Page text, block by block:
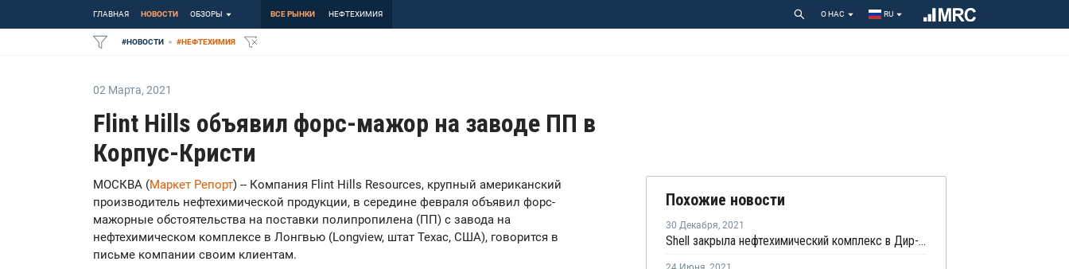
ГЛАВНАЯ НОВОСТИ ОБЗОРЫ ВСЕ РЫНКИ НЕФТЕХИМИЯ О НАС RU
#НОВОСТИ #НЕФТЕХИМИЯ
02 Марта, 2021
Flint Hills объявил форс-мажор на заводе ПП в
Корпус-Кристи
МОСКВА (Маркет Репорт) -- Компания Flint Hills Resources, крупный американский
производитель нефтехимической продукции, в середине февраля объявил форс-
мажорные обстоятельства на поставки полипропилена (ПП) с завода на
нефтехимическом комплексе в Лонгвью (Longview, штат Техас, США), говорится в
письме компании своим клиентам.
Похожие новости
30 Декабря, 2021
Shell закрыла нефтехимический комплекс в Дир-Парке